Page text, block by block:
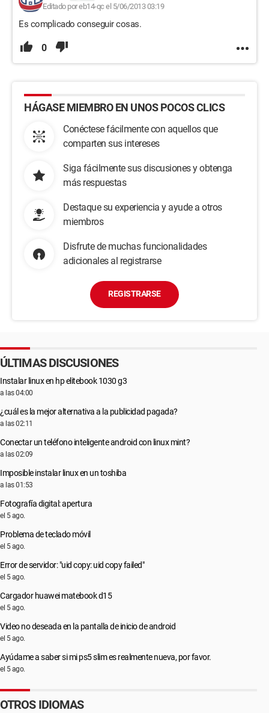
Editado por eb14-qc el 5/06/2013 03:19
Es complicado conseguir cosas.
0
HÁGASE MIEMBRO EN UNOS POCOS CLICS
Conéctese fácilmente con aquellos que
comparten sus intereses
Siga fácilmente sus discusiones y obtenga
más respuestas
Destaque su experiencia y ayude a otros
miembros
Disfrute de muchas funcionalidades
adicionales al registrarse
REGISTRARSE
ÚLTIMAS DISCUSIONES
Instalar linux en hp elitebook 1030 g3
a las 04:00
¿cuál es la mejor alternativa a la publicidad pagada?
a las 02:11
Conectar un teléfono inteligente android con linux mint?
a las 02:09
Imposible instalar linux en un toshiba
a las 01:53
Fotografía digital: apertura
el 5 ago.
Problema de teclado móvil
el 5 ago.
Error de servidor: "uid copy: uid copy failed"
el 5 ago.
Cargador huawei matebook d15
el 5 ago.
Video no deseada en la pantalla de inicio de android
el 5 ago.
Ayúdame a saber si mi ps5 slim es realmente nueva, por favor.
el 5 ago.
OTROS IDIOMAS